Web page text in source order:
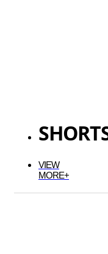
VIEW
MORE+